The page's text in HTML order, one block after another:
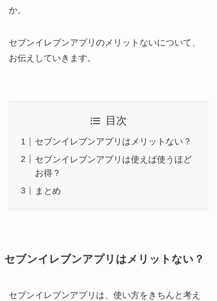
か。
セブンイレブンアプリのメリットないについて、
お伝えしていきます。
目次
セブンイレブンアプリはメリットない？
セブンイレブンアプリは使えば使うほど
お得？
まとめ
セブンイレブンアプリはメリットない？
セブンイレブンアプリは、使い方をきちんと考え